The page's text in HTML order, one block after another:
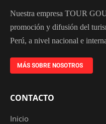
Nuestra empresa TOUR
promoción y difusión del
Perú, a nivel nacional e
MÁS SOBRE NOSOTROS
CONTACTO
Inicio